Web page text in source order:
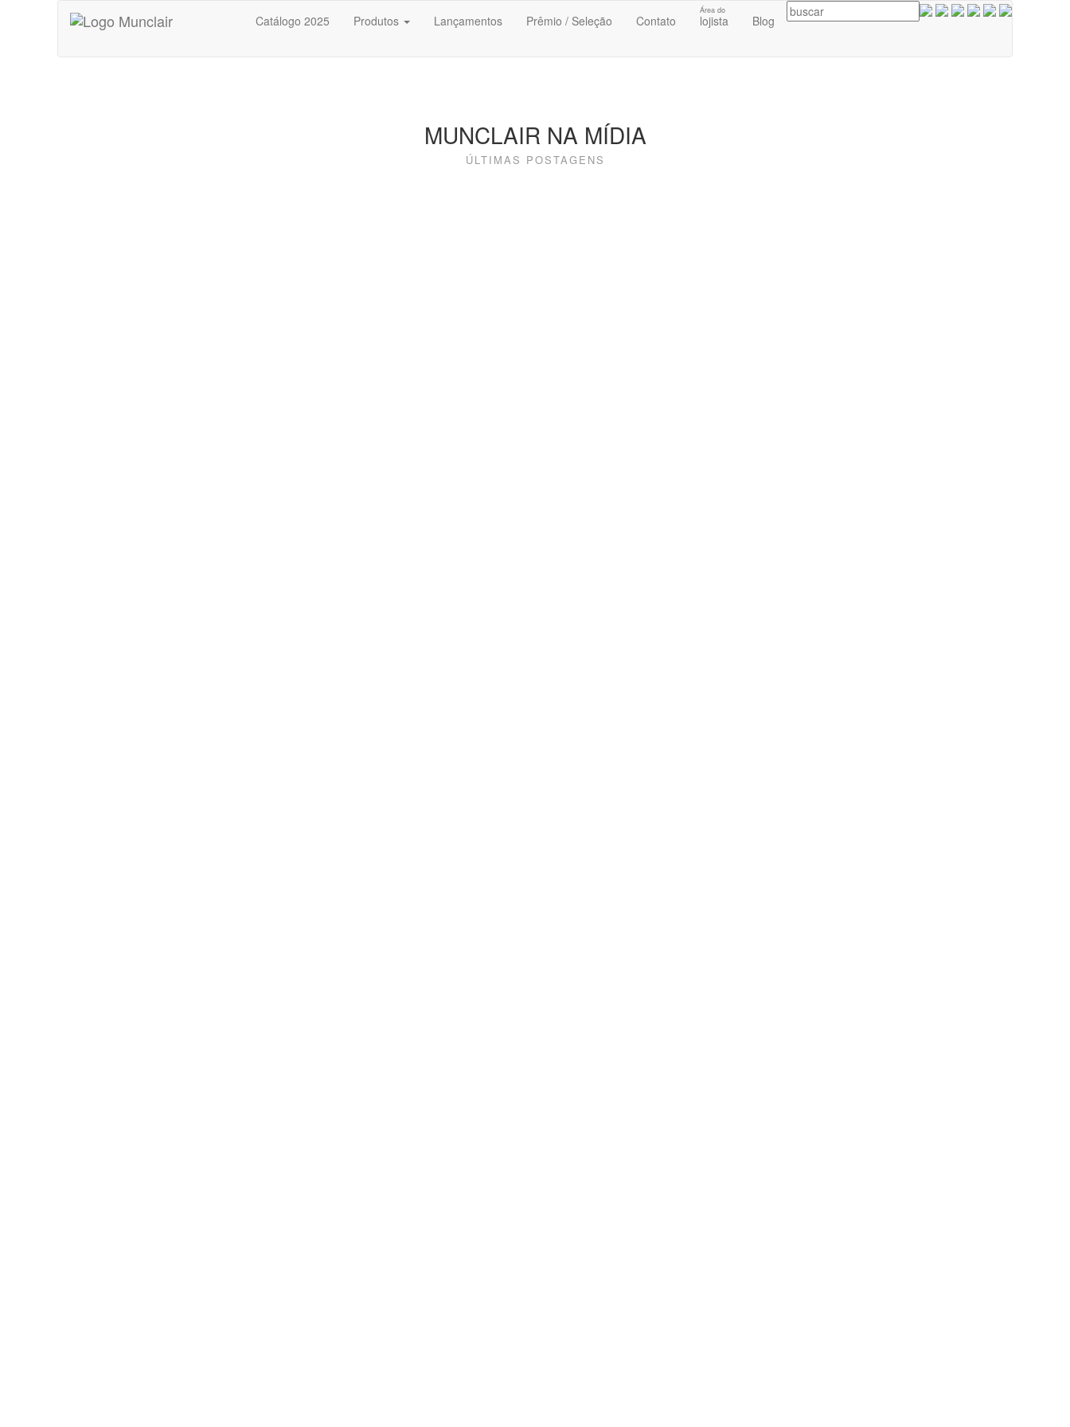
Catálogo 2025 Produtos Lançamentos Prêmio / Seleção Contato
Área do
lojista Blog
MUNCLAIR NA MÍDIA
ÚLTIMAS POSTAGENS